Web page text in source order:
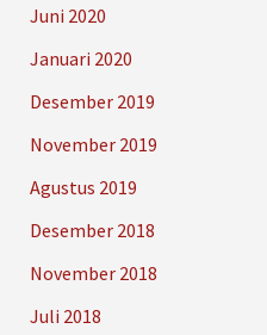
Juni 2020
Januari 2020
Desember 2019
November 2019
Agustus 2019
Desember 2018
November 2018
Juli 2018